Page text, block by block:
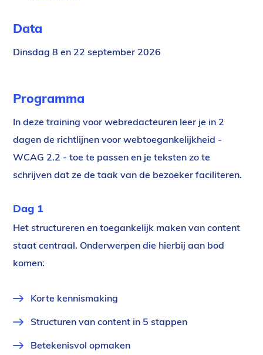
Data
Dinsdag 8 en 22 september 2026
Programma
In deze training voor webredacteuren leer je in 2
dagen de richtlijnen voor webtoegankelijkheid -
WCAG 2.2 - toe te passen en je teksten zo te
schrijven dat ze de taak van de bezoeker faciliteren.
Dag 1
Het structureren en toegankelijk maken van content
staat centraal. Onderwerpen die hierbij aan bod
komen:
Korte kennismaking
Structuren van content in 5 stappen
Betekenisvol opmaken